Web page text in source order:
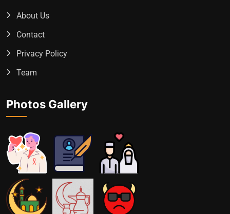
About Us
Contact
Privacy Policy
Team
Photos Gallery